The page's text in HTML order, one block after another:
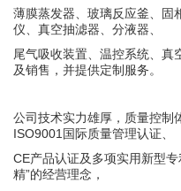
薄膜蒸发器、玻璃反应釜、固
仪、真空抽滤器、分液器、
尾气吸收装置、温控系统、真
及销售，并提供定制服务。
公司技术实力雄厚，质量控制
ISO9001国际质量管理认证、
CE产品认证及多项实用新型
精”的经营理念，